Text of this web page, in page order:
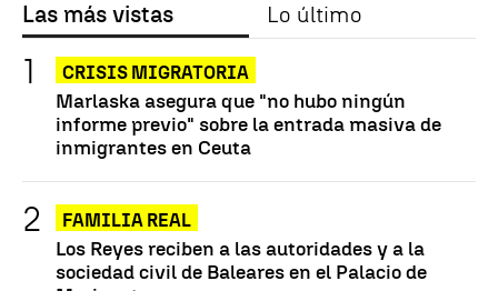
Las más vistas Lo último
CRISIS MIGRATORIA
Marlaska asegura que "no hubo ningún
informe previo" sobre la entrada masiva de
inmigrantes en Ceuta
FAMILIA REAL
Los Reyes reciben a las autoridades y a la
sociedad civil de Baleares en el Palacio de